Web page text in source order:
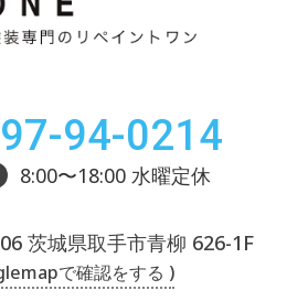
94-0214
8:00〜18:00 水曜定休
茨城県取手市青柳 626-1F
で確認をする )